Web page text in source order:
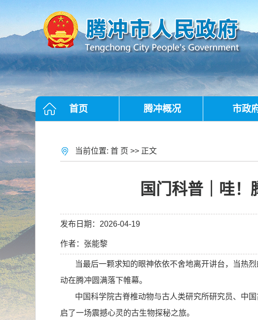
首页 腾冲概况 市政
当前位置: 首 页 >> 正文
国门科普｜哇！
发布日期：2026-04-19
作者：张能黎
当最后一颗求知的眼神依依不舍地离开讲台，当热
动在腾冲圆满落下帷幕。
中国科学院古脊椎动物与古人类研究所研究员、中
启了一场震撼心灵的古生物探秘之旅。